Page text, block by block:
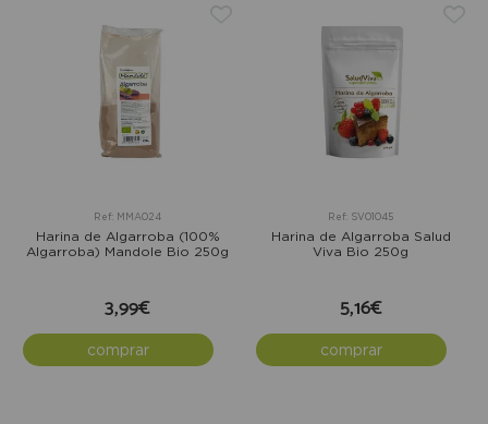
Ref: MMA024
Harina de Algarroba (100%
Algarroba) Mandole Bio 250g
3,99€
comprar
Ref: SV01045
Harina de Algarroba Salud
Viva Bio 250g
5,16€
comprar